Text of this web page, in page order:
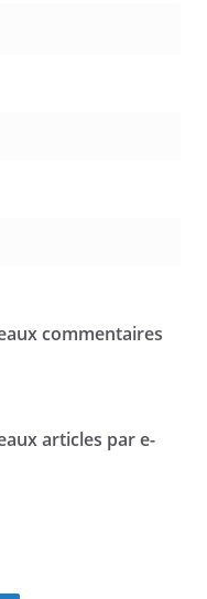
commentaires
articles par e-